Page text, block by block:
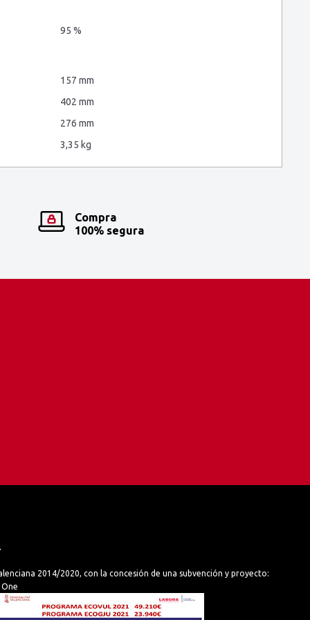
95 %
157 mm
402 mm
276 mm
3,35 kg
Compra
100% segura
2014/2020, con la concesión de una subvención y proyecto: